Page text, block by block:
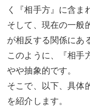
く『相手方』に含ま
そして、現在の一般
が相反する関係にあ
このように、『相手
やや抽象的です。
そこで、以下、具体
を紹介します。